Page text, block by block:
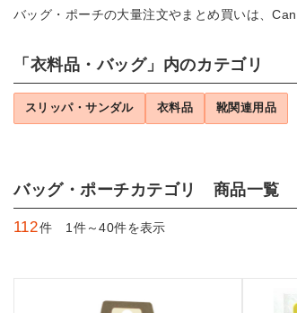
バッグ・ポーチの大量注文やまとめ買いは、
「衣料品・バッグ」内のカテゴリ
スリッパ・サンダル 衣料品 靴関連用品
バッグ・ポーチカテゴリ 商品一覧
112件 1件～40件を表示